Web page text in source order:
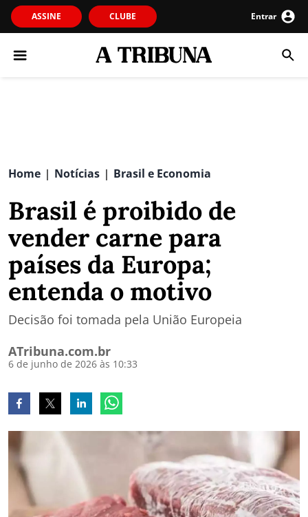
ASSINE CLUBE Entrar
Home | Notícias | Brasil e Economia
Brasil é proibido de
vender carne para
países da Europa;
entenda o motivo
Decisão foi tomada pela União Europeia
ATribuna.com.br
6 de junho de 2026 às 10:33